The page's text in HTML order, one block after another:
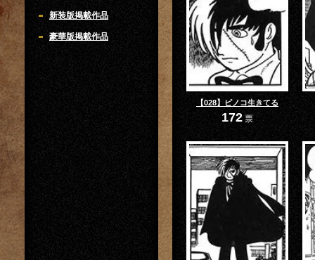
新装版掲載作品
豪華版掲載作品
【028】ピノコ生きてる
172 票